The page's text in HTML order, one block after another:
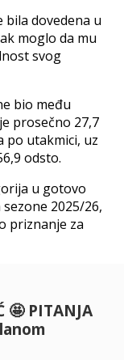
bila dovedena u
moglo da mu
svog
bio među
prosečno 27,7
po utakmici, uz
odsto.
u gotovo
2025/26,
priznanje za
🤩 PITANJA